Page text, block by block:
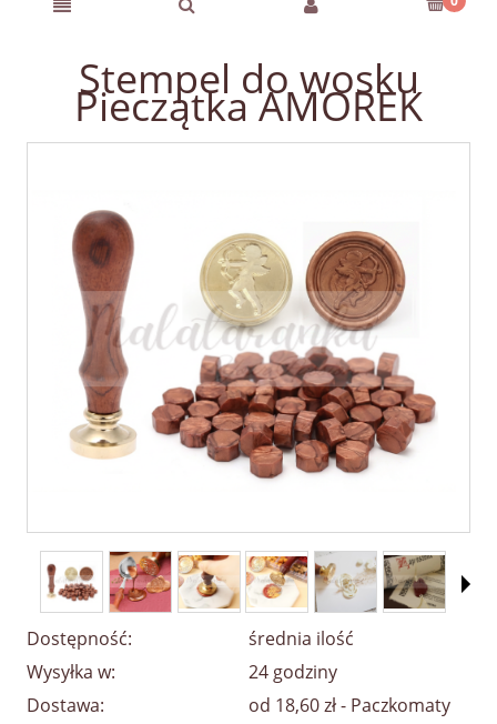
Stempel do wosku
Pieczątka AMOREK
Dostępność:
średnia ilość
Wysyłka w:
24 godziny
Dostawa:
od 18,60 zł- Paczkomaty